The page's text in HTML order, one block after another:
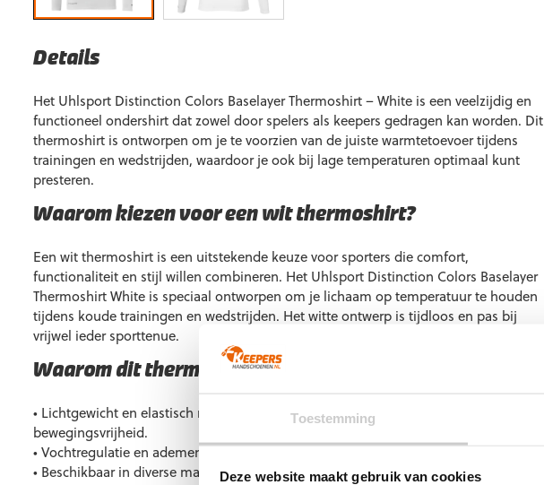
Toestemming
Deze website maakt gebruik van cookies
Details
Het Uhlsport Distinction Colors Baselayer Thermoshirt – White is een veelzijdig en
functioneel ondershirt dat zowel door spelers als keepers gedragen kan worden. Dit
thermoshirt is ontworpen om je te voorzien van de juiste warmtetoevoer tijdens
trainingen en wedstrijden, waardoor je ook bij lage temperaturen optimaal kunt
presteren.
Waarom kiezen voor een wit thermoshirt?
Een wit thermoshirt is een uitstekende keuze voor sporters die comfort,
functionaliteit en stijl willen combineren. Het Uhlsport Distinction Colors Baselayer
Thermoshirt White is speciaal ontworpen om je lichaam op temperatuur te houden
tijdens koude trainingen en wedstrijden. Het witte ontwerp is tijdloos en pas bij
vrijwel ieder sporttenue.
Waarom dit thermoshirt jouw spel verbetert
• Lichtgewicht en elastisch materiaal voor een comfortabele pasvorm en veel
bewegingsvrijheid.
• Vochtregulatie en ademend vermogen dankzij de hoogwaardige materialen.
• Beschikbaar in diverse maten, geschikt voor zowel junioren als senioren.